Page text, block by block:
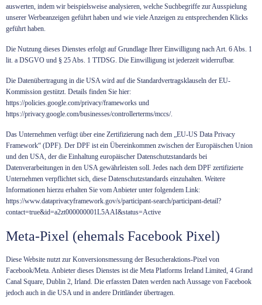
auswerten, indem wir beispielsweise analysieren, welche Suchbegriffe zur Ausspielung
unserer Werbeanzeigen geführt haben und wie viele Anzeigen zu entsprechenden Klicks
geführt haben.
Die Nutzung dieses Dienstes erfolgt auf Grundlage Ihrer Einwilligung nach Art. 6 Abs. 1
lit. a DSGVO und § 25 Abs. 1 TTDSG. Die Einwilligung ist jederzeit widerrufbar.
Die Datenübertragung in die USA wird auf die Standardvertragsklauseln der EU-
Kommission gestützt. Details finden Sie hier:
https://policies.google.com/privacy/frameworks und
https://privacy.google.com/businesses/controllerterms/mccs/.
Das Unternehmen verfügt über eine Zertifizierung nach dem „EU-US Data Privacy
Framework“ (DPF). Der DPF ist ein Übereinkommen zwischen der Europäischen Union
und den USA, der die Einhaltung europäischer Datenschutzstandards bei
Datenverarbeitungen in den USA gewährleisten soll. Jedes nach dem DPF zertifizierte
Unternehmen verpflichtet sich, diese Datenschutzstandards einzuhalten. Weitere
Informationen hierzu erhalten Sie vom Anbieter unter folgendem Link:
https://www.dataprivacyframework.gov/s/participant-search/participant-detail?
contact=true&id=a2zt000000001L5AAI&status=Active
Meta-Pixel (ehemals Facebook Pixel)
Diese Website nutzt zur Konversionsmessung der Besucheraktions-Pixel von
Facebook/Meta. Anbieter dieses Dienstes ist die Meta Platforms Ireland Limited, 4 Grand
Canal Square, Dublin 2, Irland. Die erfassten Daten werden nach Aussage von Facebook
jedoch auch in die USA und in andere Drittländer übertragen.